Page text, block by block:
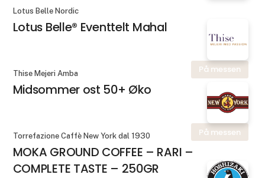
Lotus Belle Nordic
Lotus Belle® Eventtelt Mahal
På messen
Thise Mejeri Amba
Midsommer ost 50+ Øko
På messen
Torrefazione Caffè New York dal 1930
MOKA GROUND COFFEE – RARI –
COMPLETE TASTE – 250GR